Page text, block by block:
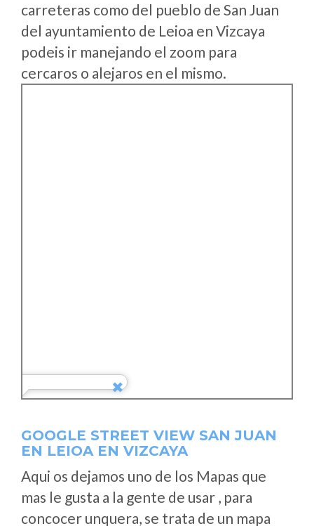
carreteras como del pueblo de San Juan
del ayuntamiento de Leioa en Vizcaya
podeis ir manejando el zoom para
cercaros o alejaros en el mismo.
GOOGLE STREET VIEW SAN JUAN
EN LEIOA EN VIZCAYA
Aqui os dejamos uno de los Mapas que
mas le gusta a la gente de usar , para
concocer unquera, se trata de un mapa